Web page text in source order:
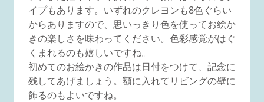
イプもあります。いずれのクレヨンも8色ぐらい
からありますので、思いっきり色を使ってお絵か
きの楽しさを味わってください。色彩感覚がはぐ
くまれるのも嬉しいですね。
初めてのお絵かきの作品は日付をつけて、記念に
残してあげましょう。額に入れてリビングの壁に
飾るのもよいですね。